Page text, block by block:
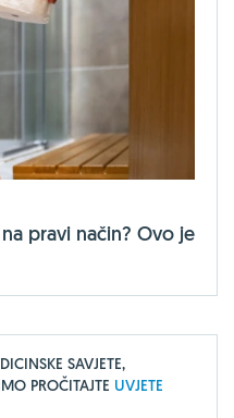
pravi način? Ovo je
SAVJETE,
PROČITAJTE UVJETE